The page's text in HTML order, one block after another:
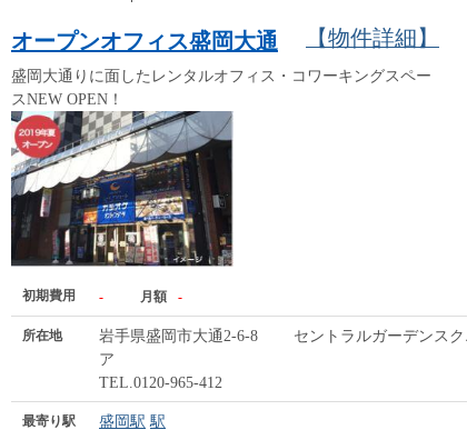
オープンオフィス盛岡大通 【物件詳細】
盛岡大通りに面したレンタルオフィス・コワーキングスペー
スNEW OPEN！
初期費用 - 月額 -
所在地
岩手県盛岡市大通2-6-8 セントラルガーデンスク
ア
TEL.0120-965-412
最寄り駅 盛岡駅 駅